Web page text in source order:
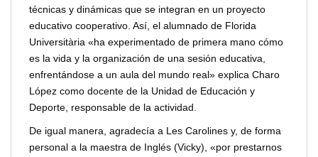
técnicas y dinámicas que se integran en un proyecto
educativo cooperativo. Así, el alumnado de Florida
Universitària «ha experimentado de primera mano cómo
es la vida y la organización de una sesión educativa,
enfrentándose a un aula del mundo real» explica Charo
López como docente de la Unidad de Educación y
Deporte, responsable de la actividad.
De igual manera, agradecía a Les Carolines y, de forma
personal a la maestra de Inglés (Vicky), «por prestarnos